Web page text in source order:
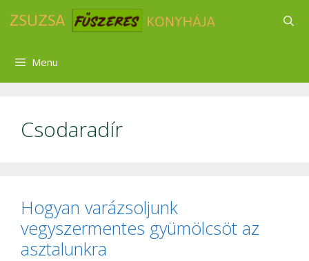
Menu
Csodaradír
Hogyan varázsoljunk
vegyszermentes gyümölcsöt az
asztalunkra